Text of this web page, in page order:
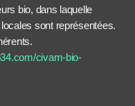
bio, dans laquelle
sont représentées.
civam-bio-